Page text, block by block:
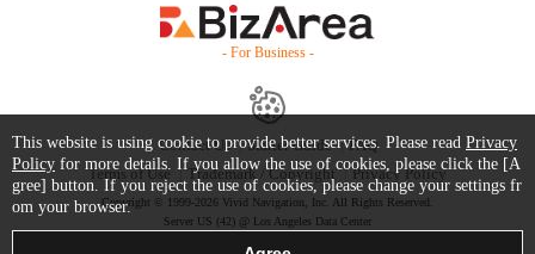
- For Business -
Contact Us Starter Guide
FAQ
Terms of Use
Trademark / Copyright Privacy Policy
Copyright © 1999-2026 Vivid Navigation, Inc. All Rights Reserved.
Server US (42) @ Los Angeles Data Center
This website is using cookie to provide better services. Please read Privacy
Policy for more details. If you allow the use of cookies, please click the [A
gree] button. If you reject the use of cookies, please change your settings fr
om your browser.